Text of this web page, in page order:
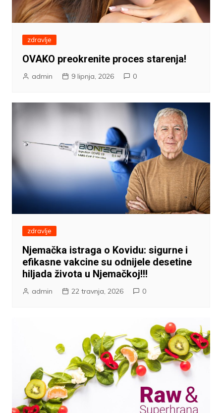
zdravlje
OVAKO preokrenite proces starenja!
admin 9 lipnja, 2026 0
zdravlje
Njemačka istraga o Kovidu: sigurne i
efikasne vakcine su odnijele desetine
hiljada života u Njemačkoj!!!
admin 22 travnja, 2026 0